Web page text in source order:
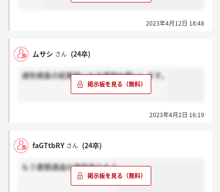
2023年4月12日 18:48
ムサシ さん (24卒)
適性検査の結果届いた方感謝お願いします。
2023年4月2日 16:19
faGTtbRY さん (24卒)
もう書類通過の連絡来てる？